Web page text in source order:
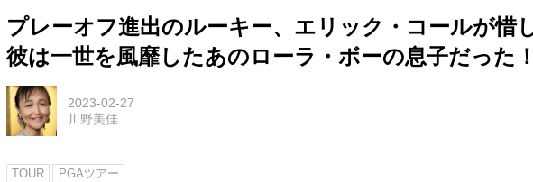
プレーオフ進出のルーキー、エリック・コールが惜
彼は一世を風靡したあのローラ・ボーの息子だった
2023-02-27
川野美佳
TOUR PGAツアー